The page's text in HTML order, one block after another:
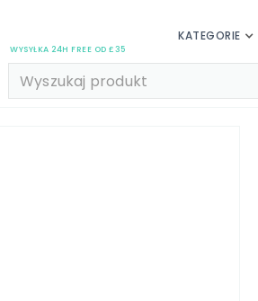
WYSYŁKA 24H FREE OD £35
KATEGORIE